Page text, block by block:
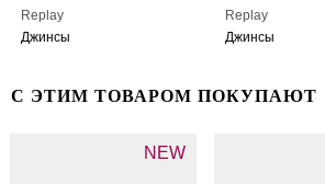
Replay
Джинсы
Replay
Джинсы
С ЭТИМ ТОВАРОМ ПОКУПАЮТ
NEW